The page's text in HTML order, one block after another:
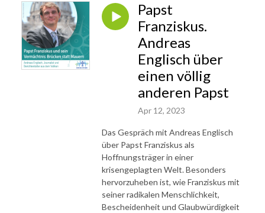
Leben stehen und offen für religiöse und existenzielle Fragen sind.
Papst
Franziskus.
Andreas
Englisch über
einen völlig
anderen Papst
Apr 12, 2023
Das Gespräch mit Andreas Englisch
über Papst Franziskus als
Hoffnungsträger in einer
krisengeplagten Welt. Besonders
hervorzuheben ist, wie Franziskus mit
seiner radikalen Menschlichkeit,
Bescheidenheit und Glaubwürdigkeit